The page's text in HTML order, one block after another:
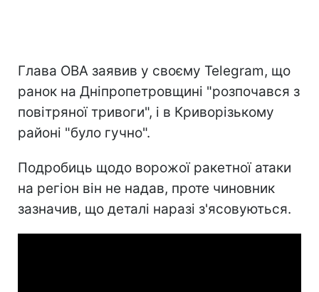
Глава ОВА заявив у своєму Telegram, що
ранок на Дніпропетровщині "розпочався з
повітряної тривоги", і в Криворізькому
районі "було гучно".
Подробиць щодо ворожої ракетної атаки
на регіон він не надав, проте чиновник
зазначив, що деталі наразі з'ясовуються.